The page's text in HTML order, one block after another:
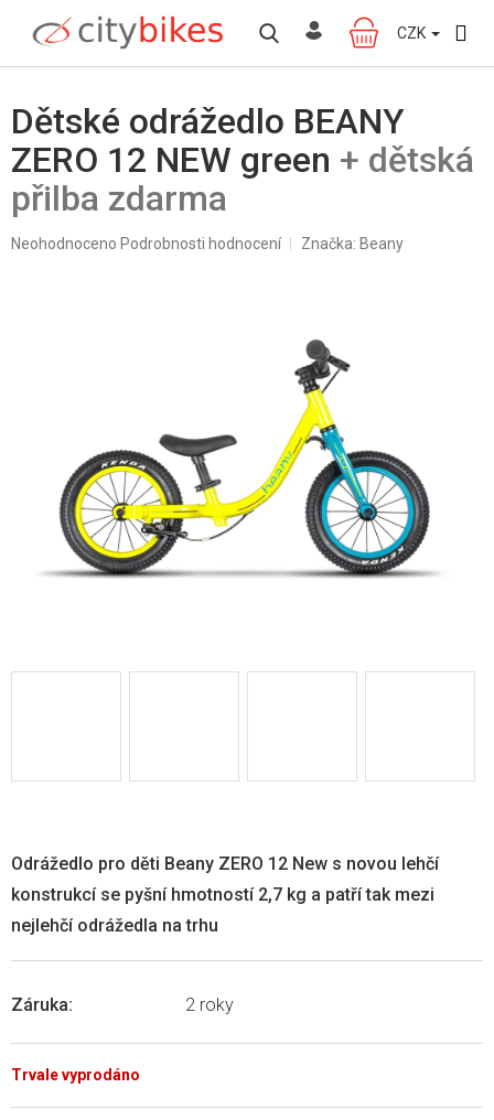
obsah
NÁKUPNÍ
KOŠÍK
CZK
Dětské odrážedlo BEANY
ZERO 12 NEW green + dětská
přilba zdarma
Průměrné
Neohodnoceno Podrobnosti hodnocení Značka: Beany
Trvale vyprodáno
Záruka: 2 roky
Odrážedlo pro děti Beany ZERO 12 New s novou lehčí
konstrukcí se pyšní hmotností 2,7 kg a patří tak mezi
nejlehčí odrážedla na trhu